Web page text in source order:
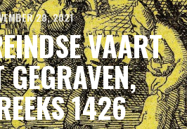
28, 2021
VAART
1426